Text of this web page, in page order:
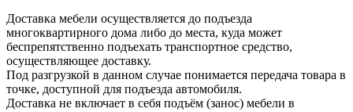
Доставка мебели осуществляется до подъезда
многоквартирного дома либо до места, куда может
беспрепятственно подъехать транспортное средство,
осуществляющее доставку.
Под разгрузкой в данном случае понимается передача товара в
точке, доступной для подъезда автомобиля.
Доставка не включает в себя подъём (занос) мебели в